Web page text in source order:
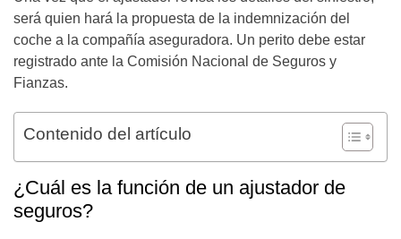
será quien hará la propuesta de la indemnización del
coche a la compañía aseguradora. Un perito debe estar
registrado ante la Comisión Nacional de Seguros y
Fianzas.
Contenido del artículo
¿Cuál es la función de un ajustador de
seguros?